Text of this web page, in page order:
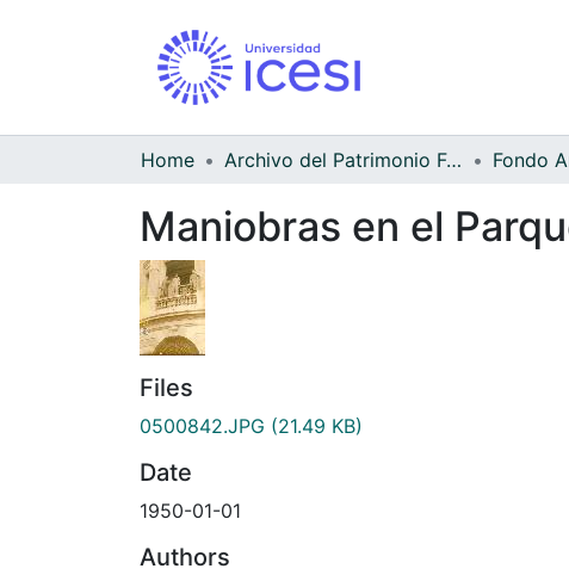
Home Archivo del Patrimonio Fotográfico y Fílmico del Valle del Cauca
Maniobras en el
Files
0500842.JPG (21.49 KB)
Date
1950-01-01
Authors